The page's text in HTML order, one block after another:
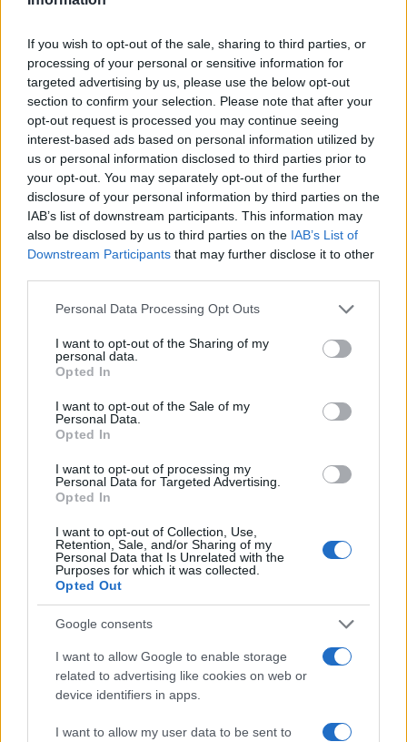
If you wish to opt-out of the sale, sharing to third parties, or
processing of your personal or sensitive information for
targeted advertising by us, please use the below opt-out
section to confirm your selection. Please note that after your
opt-out request is processed you may continue seeing
interest-based ads based on personal information utilized by
us or personal information disclosed to third parties prior to
your opt-out. You may separately opt-out of the further
disclosure of your personal information by third parties on the
IAB’s list of downstream participants. This information may
also be disclosed by us to third parties on the IAB’s List of
Downstream Participants that may further disclose it to other
Please note that this website/app uses one or more Google
not limited to your visit or usage behaviour. You may click to
grant or deny consent to Google and its third-party tags to
use your data for below specified purposes in below Google
consent section.
Personal Data Processing Opt Outs
I want to opt-out of the Sharing of my
personal data.
Opted In
I want to opt-out of the Sale of my
Personal Data.
Opted In
I want to opt-out of processing my
Personal Data for Targeted Advertising.
Opted In
I want to opt-out of Collection, Use,
Retention, Sale, and/or Sharing of my
Personal Data that Is Unrelated with the
Purposes for which it was collected.
Opted Out
Google consents
I want to allow Google to enable storage
related to advertising like cookies on web or
device identifiers in apps.
I want to allow my user data to be sent to
dell’ambiente sonoro e naturale delle future
generazioni.
Il confronto in Senato proseguirà con l’analisi degli
emendamenti e la verifica delle posizioni politiche.
Rimane aperta la questione di quale equilibrio verrà
trovato tra interessi venatori, esigenze agricole,
valutazioni scientifiche e impegni di conservazione
che, per associazioni come il CAI, rappresentano
AUTORE
Camilla Bellini, ex guida turistica fiorentina,
trasformò la visita a Santa Maria Novella in un
approfondimenti su patrimoni locali. In
redazione sostiene itinerari slow, firma dossier
badge di guida della città come ricordo unico.